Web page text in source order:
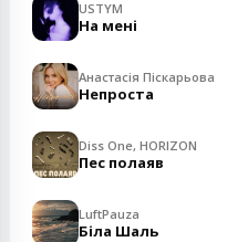
USTYM
На мені
Анастасія Піскарьова
Непроста
Diss One, HORIZON
Пес полаяв
LuftPauza
Біла Шаль